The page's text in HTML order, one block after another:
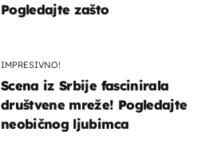
Pogledajte zašto
IMPRESIVNO!
Scena iz Srbije fascinirala
društvene mreže! Pogledajte
neobičnog ljubimca